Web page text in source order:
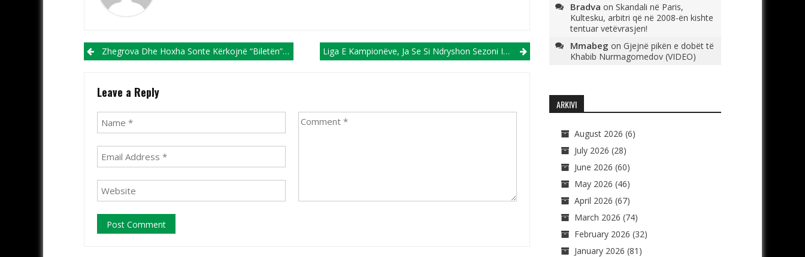
Post navigation
Zhegrova Dhe Hoxha Sonte Kërkojnë “biletën” E Fundit Për Ligën E Kampionëve Liga E Kampionëve, Ja Se Si Ndryshon Sezoni I Ri 2024/25
Leave a Reply
Bradva on Skandali në Paris,
Kultesku, arbitri që në 2008-ën kishte
tentuar vetëvrasjen!
Mmabeg on Gjejnë pikën e dobët të
Khabib Nurmagomedov (VIDEO)
ARKIVI
August 2026 (6)
July 2026 (28)
June 2026 (60)
May 2026 (46)
April 2026 (67)
March 2026 (74)
February 2026 (32)
January 2026 (81)